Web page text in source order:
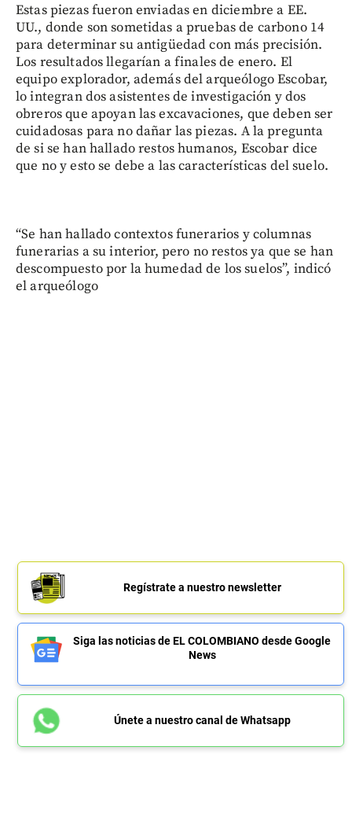
Estas piezas fueron enviadas en diciembre a EE.
UU., donde son sometidas a pruebas de carbono 14
para determinar su antigüedad con más precisión.
Los resultados llegarían a finales de enero. El
equipo explorador, además del arqueólogo Escobar,
lo integran dos asistentes de investigación y dos
obreros que apoyan las excavaciones, que deben ser
cuidadosas para no dañar las piezas. A la pregunta
de si se han hallado restos humanos, Escobar dice
que no y esto se debe a las características del suelo.
“Se han hallado contextos funerarios y columnas
funerarias a su interior, pero no restos ya que se han
descompuesto por la humedad de los suelos”, indicó
el arqueólogo
Regístrate a nuestro newsletter
Siga las noticias de EL COLOMBIANO desde Google
News
Únete a nuestro canal de Whatsapp